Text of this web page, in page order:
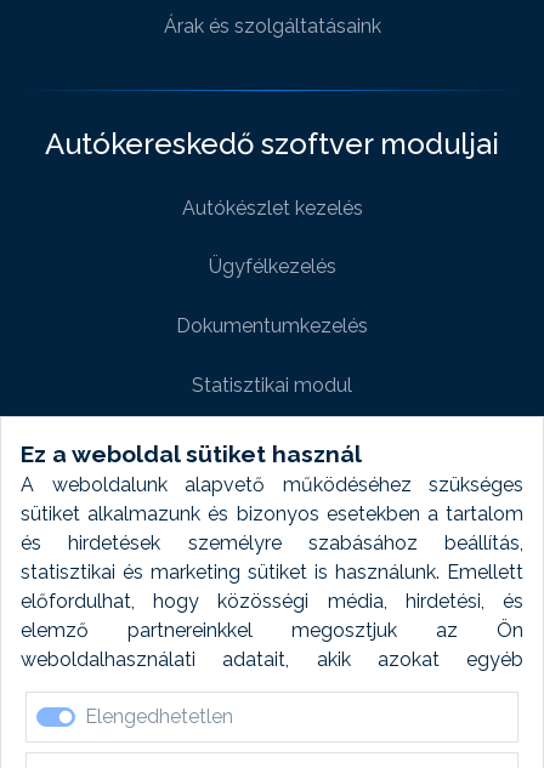
Ez a weboldal sütiket használ
A weboldalunk alapvető működéséhez szükséges
sütiket alkalmazunk és bizonyos esetekben a tartalom
és hirdetések személyre szabásához beállítás,
statisztikai és marketing sütiket is használunk. Emellett
előfordulhat, hogy közösségi média, hirdetési, és
elemző partnereinkkel megosztjuk az Ön
weboldalhasználati adatait, akik azokat egyéb
forrásokból gyűjtött adatokkal kombinálhatják. A sütik
elfogadásával kapcsolatosan naplózást végzünk és
ezen adatokat 6 hónap után automatikusan töröljük. A
Elengedhetetlen
Árak és szolgáltatásaink
Autókereskedő szoftver moduljai
Autókészlet kezelés
Ügyfélkezelés
Dokumentumkezelés
Statisztikai modul
Weboldal modul
Fényképtár extra modul
Autómosó modul
Feladatütemezés